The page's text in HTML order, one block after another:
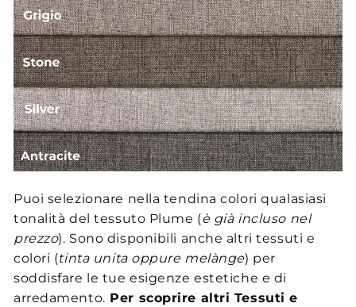
Puoi selezionare nella tendina colori qualasiasi
tonalità del tessuto Plume (è già incluso nel
prezzo). Sono disponibili anche altri tessuti e
colori (tinta unita oppure melànge) per
soddisfare le tue esigenze estetiche e di
arredamento. Per scoprire altri Tessuti e